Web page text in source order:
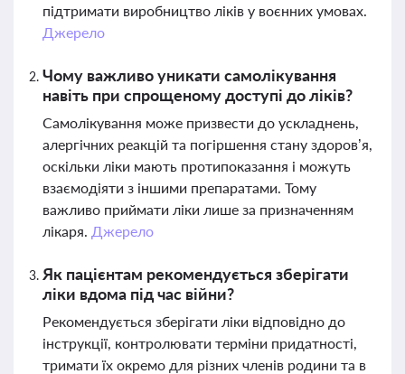
підтримати виробництво ліків у воєнних умовах.
Джерело
Чому важливо уникати самолікування
навіть при спрощеному доступі до ліків?
Самолікування може призвести до ускладнень,
алергічних реакцій та погіршення стану здоров’я,
оскільки ліки мають протипоказання і можуть
взаємодіяти з іншими препаратами. Тому
важливо приймати ліки лише за призначенням
лікаря. Джерело
Як пацієнтам рекомендується зберігати
ліки вдома під час війни?
Рекомендується зберігати ліки відповідно до
інструкції, контролювати терміни придатності,
тримати їх окремо для різних членів родини та в